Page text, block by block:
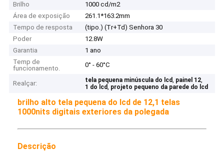
Brilho
1000 cd/m2
Área de exposição
261.1*163.2mm
Tempo de resposta
(tipo.) (Tr+Td) Senhora 30
Poder
12.8W
Garantia
1 ano
Temp de
funcionamento.
0° - 60°C
Realçar: tela pequena minúscula do lcd, painel 12,
1 do lcd, projeto pequeno da parede do lcd
brilho alto tela pequena do lcd de 12,1 telas
1000nits digitais exteriores da polegada
Descrição